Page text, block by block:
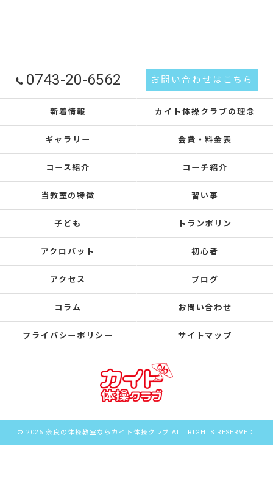
0743-20-6562 お問い合わせはこちら
新着情報 カイト体操クラブの理念
ギャラリー 会費・料金表
コース紹介 コーチ紹介
当教室の特徴 習い事
子ども トランポリン
アクロバット 初心者
アクセス ブログ
コラム お問い合わせ
プライバシーポリシー サイトマップ
© 2026 奈良の体操教室ならカイト体操クラブ ALL RIGHTS RESERVED.